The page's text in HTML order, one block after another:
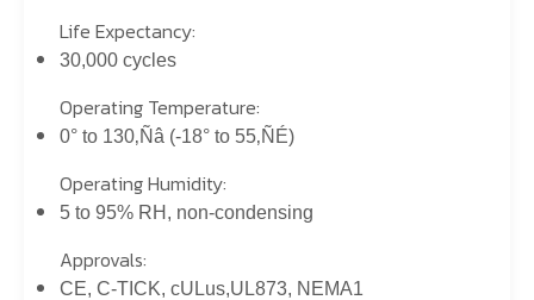
Life Expectancy:
30,000 cycles
Operating Temperature:
0° to 130‚Ñâ (-18° to 55‚ÑÉ)
Operating Humidity:
5 to 95% RH, non-condensing
Approvals:
CE, C-TICK, cULus,UL873, NEMA1